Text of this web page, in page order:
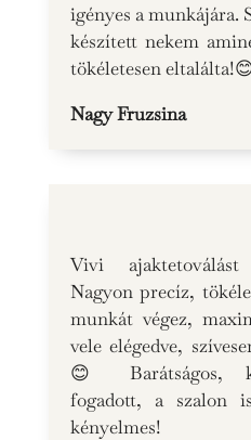
igényes a munkájára.
készített nekem
tökéletesen
Nagy Fruzsina
Vivi
Nagyon precíz,
munkát végez,
vele elégedve,
😊 Barátságos,
fogadott, a szalon
kényelmes!